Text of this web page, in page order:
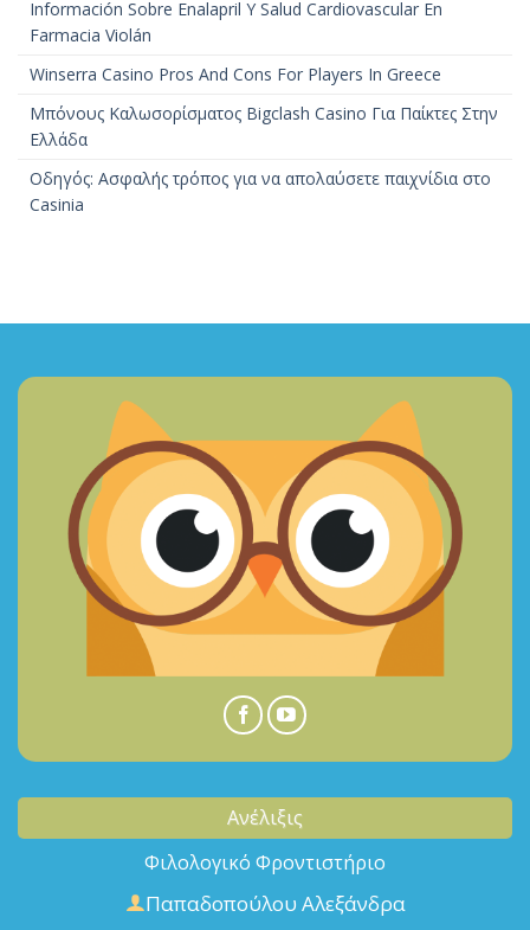
Información Sobre Enalapril Y Salud Cardiovascular En
Farmacia Violán
Winserra Casino Pros And Cons For Players In Greece
Μπόνους Καλωσορίσματος Bigclash Casino Για Παίκτες Στην
Ελλάδα
Οδηγός: Ασφαλής τρόπος για να απολαύσετε παιχνίδια στο
Casinia
Ανέλιξις
Φιλολογικό Φροντιστήριο
Παπαδοπούλου Αλεξάνδρα